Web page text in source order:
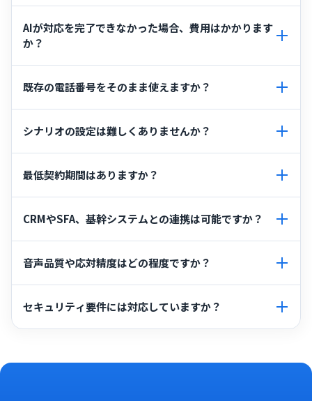
単価はシナリオの複雑さに応じて自動算出され、シナリ
AIが対応を完了できなかった場合、費用はかかります
か？
します。完了できなければ成果報酬は¥0です。
既存の電話番号をそのまま使えますか？
対応しています。現在の運用を変えずに導入いただけま
す。
シナリオの設定は難しくありませんか？
章で書くだけで設定できます。大規模なご利用では専任
チームが業務分析からシナリオ構築まで伴走します。
最低契約期間はありますか？
内していますので、お気軽にお問い合わせください。
CRMやSFA、基幹システムとの連携は可能ですか？
た連携など、貴社の業務に合わせた深いシステム連携が
可能です。
音声品質や応対精度はどの程度ですか？
実通話のフィードバックで継続的に改善しています。全
通話をリアルタイムに把握し、必要な場面では人がすぐ
セキュリティ要件には対応していますか？